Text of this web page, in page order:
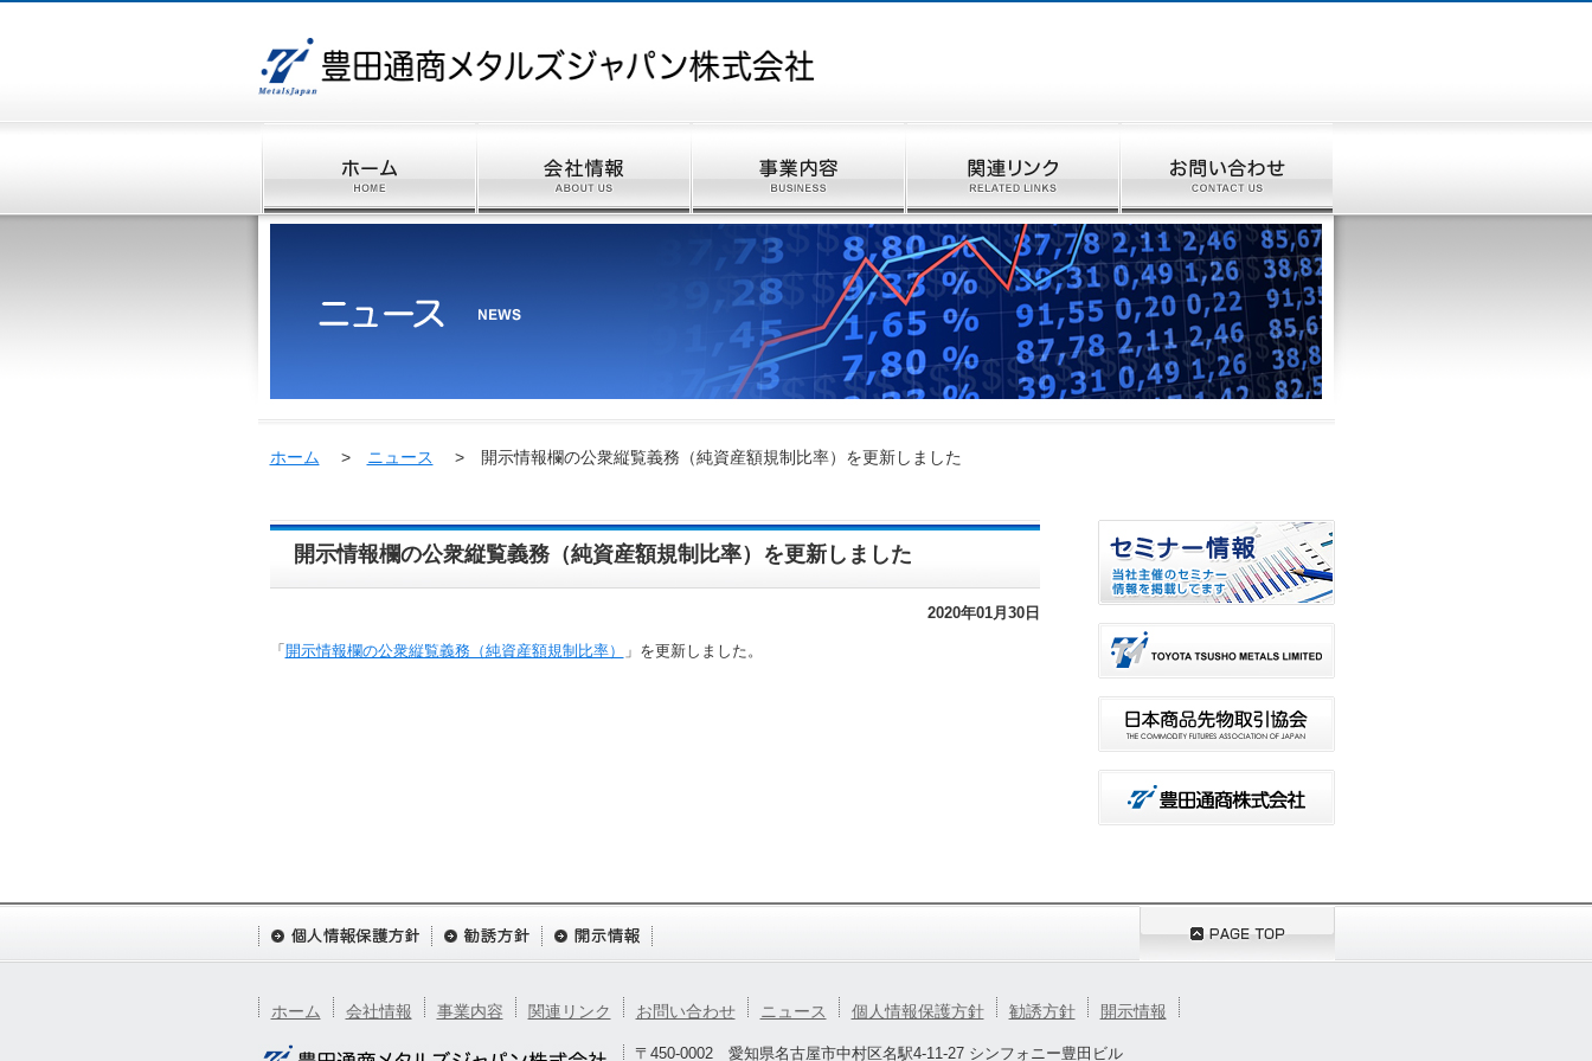
ホーム > ニュース > 開示情報欄の公衆縦覧義務（純資産額規制比率）を更新しました
開示情報欄の公衆縦覧義務（純資産額規制比率）を更新しました
2020年01月30日
「 開示情報欄の公衆縦覧義務（純資産額規制比率） 」を更新しました。
ホーム 会社情報 事業内容 関連リンク お問い合わせ ニュース 個人情報保護方針 勧誘方針 開示情報
〒450-0002 愛知県名古屋市中村区名駅4-11-27 シンフォニー豊田ビル